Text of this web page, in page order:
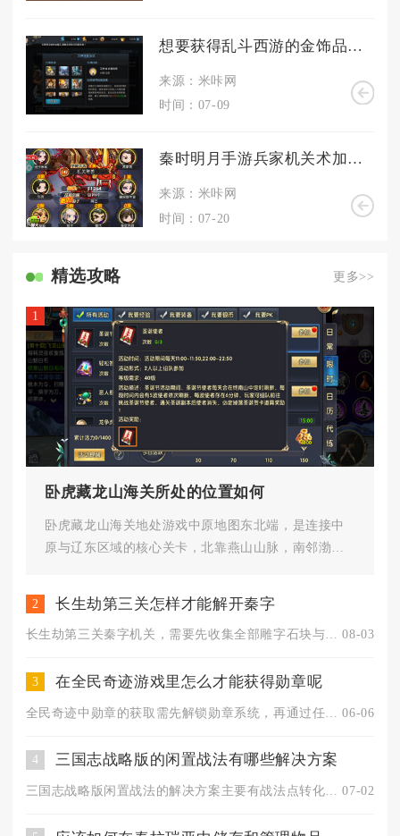
想要获得乱斗西游的金饰品应该怎么办
来源：米咔网
时间：07-09
秦时明月手游兵家机关术加点有什么要注意的地方
来源：米咔网
时间：07-20
精选攻略 更多>>
1
卧虎藏龙山海关所处的位置如何
卧虎藏龙山海关地处游戏中原地图东北端，是连接中
原与辽东区域的核心关卡，北靠燕山山脉，南邻渤海
2 长生劫第三关怎样才能解开秦字
长生劫第三关秦字机关，需要先收集全部雕字石块与各州州印，将九... 08-03
3 在全民奇迹游戏里怎么才能获得勋章呢
06-06
4 三国志战略版的闲置战法有哪些解决方案
07-02